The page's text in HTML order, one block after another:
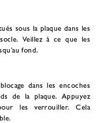
sous la plaque dans les
Veillez à ce que les
fond.
dans les encoches
de la plaque. Appuyez
les verrouiller. Cela